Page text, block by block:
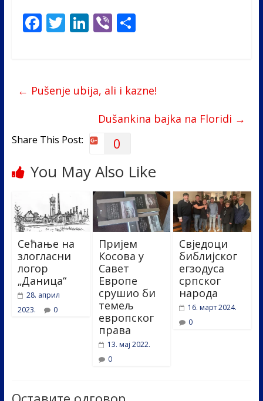
F
ac
o
k
T
w
Li
n
dI
n
Vi
b
S
← Pušenje ubija, ali i kazne!
Dušankina bajka na Floridi →
Share This Post: 0
You May Also Like
Сећање на
злогласни
логор
„Даница“
28. април
2023.
0
Пријем
Косова у
Савет
Европе
срушио би
темељ
европског
права
13. мај 2022.
0
Свједоци
библијског
егзодуса
српског
народа
16. март 2024.
0